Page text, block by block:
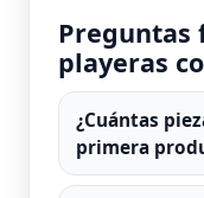
Preguntas
playeras
¿Cuántas
primera